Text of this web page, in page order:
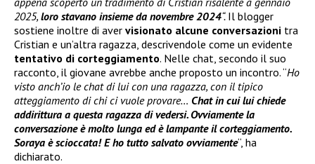
2025, loro stavano insieme da novembre 2024“. Il blogger
sostiene inoltre di aver visionato alcune conversazioni tra
Cristian e un’altra ragazza, descrivendole come un evidente
tentativo di corteggiamento. Nelle chat, secondo il suo
racconto, il giovane avrebbe anche proposto un incontro. “Ho
visto anch’io le chat di lui con una ragazza, con il tipico
atteggiamento di chi ci vuole provare… Chat in cui lui chiede
addirittura a questa ragazza di vedersi. Ovviamente la
conversazione è molto lunga ed è lampante il corteggiamento.
Soraya è scioccata! E ho tutto salvato ovviamente“, ha
dichiarato.